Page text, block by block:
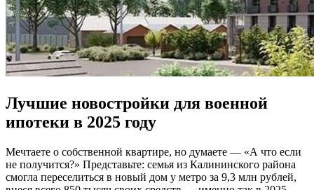
Лучшие новостройки для военной
ипотеки в 2025 году
Мечтаете о собственной квартире, но думаете — «А что если
не получится?» Представьте: семья из Калининского района
смогла переселиться в новый дом у метро за 9,3 млн рублей,